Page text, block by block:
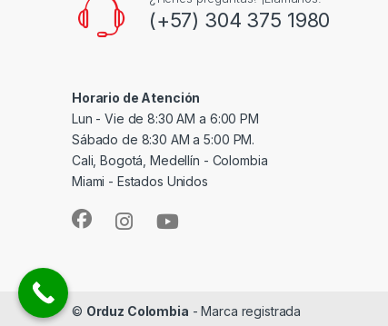
(+57) 304 375 1980
Horario de Atención
Lun - Vie de 8:30 AM a 6:00 PM
Sábado de 8:30 AM a 5:00 PM.
Cali, Bogotá, Medellín - Colombia
Miami - Estados Unidos
© Orduz Colombia - Marca registrada